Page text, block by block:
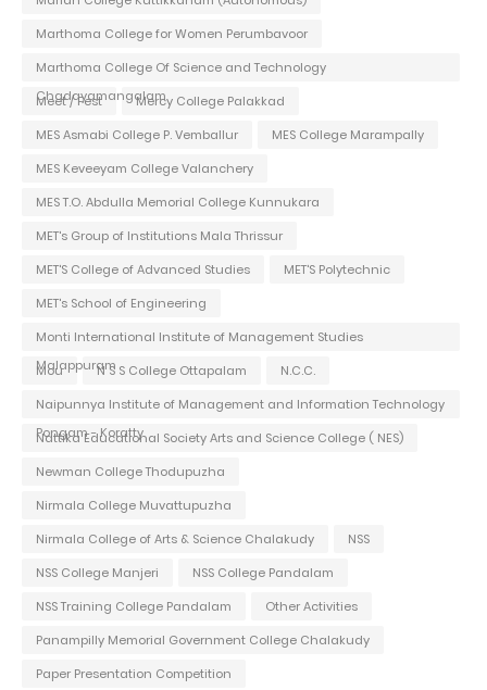
Marthoma College for Women Perumbavoor
Marthoma College Of Science and Technology
Chadayamangalam
Meet / Fest
Mercy College Palakkad
MES Asmabi College P. Vemballur
MES College Marampally
MES Keveeyam College Valanchery
MES T.O. Abdulla Memorial College Kunnukara
MET's Group of Institutions Mala Thrissur
MET'S College of Advanced Studies
MET'S Polytechnic
MET's School of Engineering
Monti International Institute of Management Studies
Malappuram
Mou N S S College Ottapalam
N.C.C.
Naipunnya Institute of Management and Information Technology
Pongam - Koratty
Nattika Educational Society Arts and Science College ( NES)
Newman College Thodupuzha
Nirmala College Muvattupuzha
Nirmala College of Arts & Science Chalakudy
NSS
NSS College Manjeri
NSS College Pandalam
NSS Training College Pandalam
Other Activities
Panampilly Memorial Government College Chalakudy
Paper Presentation Competition